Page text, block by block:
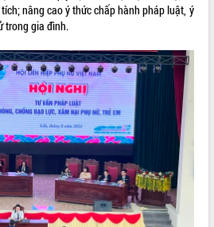
nâng cao ý thức chấp hành pháp luật, ý
trong gia đình.